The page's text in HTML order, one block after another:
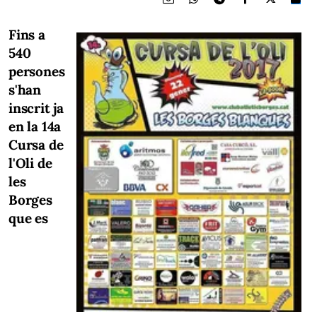
Fins a
540
persones
s'han
inscrit ja
en la 14a
Cursa de
l'Oli de
les
Borges
que es